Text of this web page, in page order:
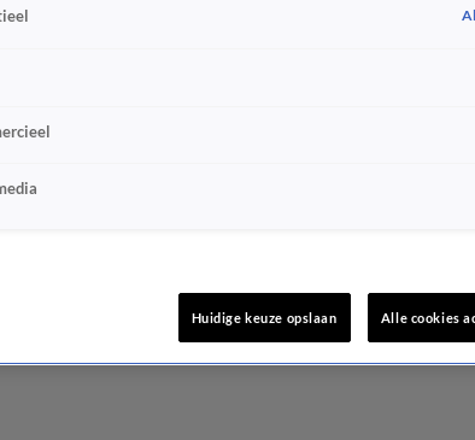
Huidige keuze opslaan Alle cookies